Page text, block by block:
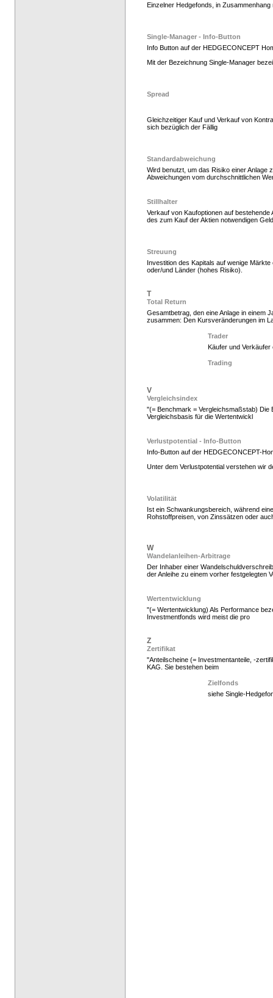
Einzelner Hedgefonds, in
Single-Manager - Info-Button
Info Button auf der HEDGECONCEPT
Mit der Bezeichnung Single-Manager
Spread
Gleichzeitiger Kauf und Verkauf von
sich bezüglich der Fällig
Standardabweichung
Wird benutzt, um das Risiko einer Anlage
Abweichungen vom durchschnittlichen
Stillhalter
Verkauf von Kaufoptionen auf
des zum Kauf der Aktien notwendigen
Streuung
Investition des Kapitals auf wenige
oder/und Länder (hohes Risiko).
T
Total Return
Gesamtbetrag, den eine Anlage in einem
zusammen: Den Kursveränderungen im
Trader
Käufer und
Trading
V
Vergleichsindex
"(= Benchmark = Vergleichsmaßstab) Die
Vergleichsbasis für die Wertentwickl
Verlustpotential - Info-Button
Info-Button auf der HEDGECONCEPT-
Unter dem Verlustpotential verstehen wir
Volatilität
Ist ein Schwankungsbereich, während
Rohstoffpreisen, von Zinssätzen oder
W
Wandelanleihen-Arbitrage
Der Inhaber einer
der Anleihe zu einem vorher festgelegten
Wertentwicklung
"(= Wertentwicklung) Als Performance
Investmentfonds wird meist die pro
Z
Zertifikat
"Anteilscheine (= Investmentanteile, -
KAG. Sie bestehen beim
Zielfonds
siehe Single-